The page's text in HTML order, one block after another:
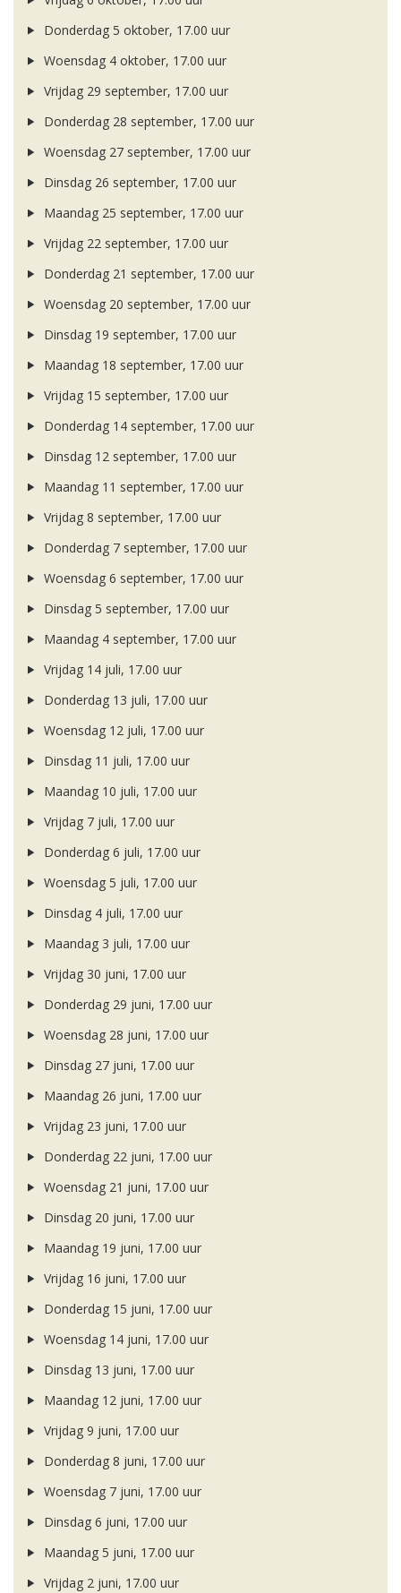
Donderdag 5 oktober, 17.00 uur
Woensdag 4 oktober, 17.00 uur
Vrijdag 29 september, 17.00 uur
Donderdag 28 september, 17.00 uur
Woensdag 27 september, 17.00 uur
Dinsdag 26 september, 17.00 uur
Maandag 25 september, 17.00 uur
Vrijdag 22 september, 17.00 uur
Donderdag 21 september, 17.00 uur
Woensdag 20 september, 17.00 uur
Dinsdag 19 september, 17.00 uur
Maandag 18 september, 17.00 uur
Vrijdag 15 september, 17.00 uur
Donderdag 14 september, 17.00 uur
Dinsdag 12 september, 17.00 uur
Maandag 11 september, 17.00 uur
Vrijdag 8 september, 17.00 uur
Donderdag 7 september, 17.00 uur
Woensdag 6 september, 17.00 uur
Dinsdag 5 september, 17.00 uur
Maandag 4 september, 17.00 uur
Vrijdag 14 juli, 17.00 uur
Donderdag 13 juli, 17.00 uur
Woensdag 12 juli, 17.00 uur
Dinsdag 11 juli, 17.00 uur
Maandag 10 juli, 17.00 uur
Vrijdag 7 juli, 17.00 uur
Donderdag 6 juli, 17.00 uur
Woensdag 5 juli, 17.00 uur
Dinsdag 4 juli, 17.00 uur
Maandag 3 juli, 17.00 uur
Vrijdag 30 juni, 17.00 uur
Donderdag 29 juni, 17.00 uur
Woensdag 28 juni, 17.00 uur
Dinsdag 27 juni, 17.00 uur
Maandag 26 juni, 17.00 uur
Vrijdag 23 juni, 17.00 uur
Donderdag 22 juni, 17.00 uur
Woensdag 21 juni, 17.00 uur
Dinsdag 20 juni, 17.00 uur
Maandag 19 juni, 17.00 uur
Vrijdag 16 juni, 17.00 uur
Donderdag 15 juni, 17.00 uur
Woensdag 14 juni, 17.00 uur
Dinsdag 13 juni, 17.00 uur
Maandag 12 juni, 17.00 uur
Vrijdag 9 juni, 17.00 uur
Donderdag 8 juni, 17.00 uur
Woensdag 7 juni, 17.00 uur
Dinsdag 6 juni, 17.00 uur
Maandag 5 juni, 17.00 uur
Vrijdag 2 juni, 17.00 uur